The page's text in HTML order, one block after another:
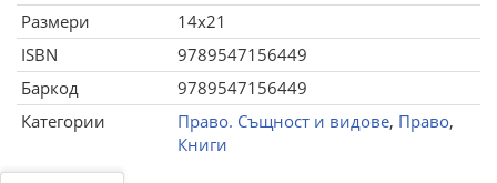
Размери
14x21
ISBN
9789547156449
Баркод
9789547156449
Категории
Право. Същност и видове, Право,
Книги